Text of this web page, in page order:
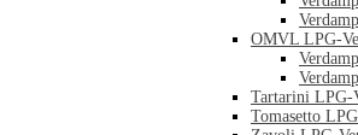
OMVL LPG-
Tartarini LPG-
Tomasetto